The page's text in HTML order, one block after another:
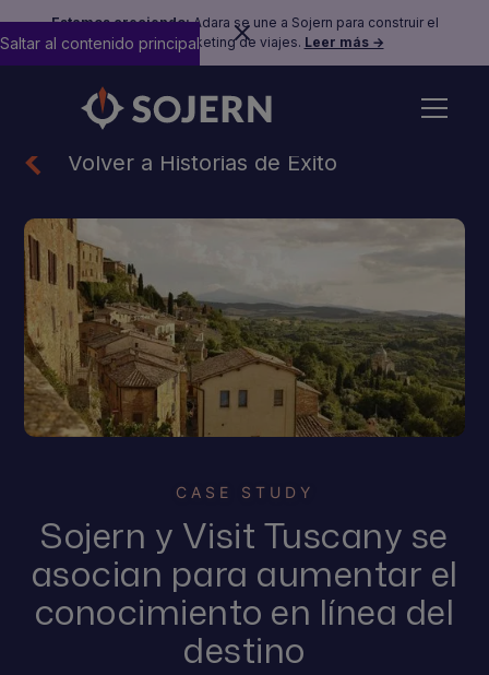
Estamos creciendo:Adara se une a Sojern para construir el
futuro del marketing de viajes. Leer más →
Saltar al contenido principal
Volver a Historias de Éxito
CASE STUDY
Sojern y Visit Tuscany se
asocian para aumentar el
conocimiento en línea del
destino